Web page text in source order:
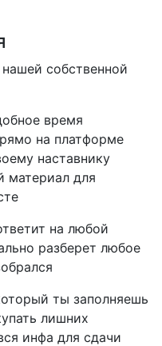
собственной
время
на платформе
наставнику
материал для
на любой
разберет любое
ты заполняешь
лишних
инфа для сдачи